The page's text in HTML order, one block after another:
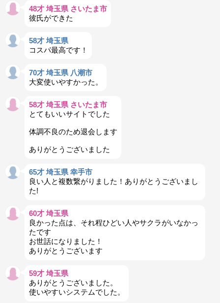
48才 埼玉県 さいたま市
彼氏ができた
58才 埼玉県
コスパ最高です！
70才 埼玉県 八潮市
大変使いやすかった。
58才 埼玉県 さいたま市
とてもいいサイトでした
体調不良のため退会します
ありがとうございました
65才 埼玉県 幸手市
良い人と複数繋がりました！ありがとうございまし
た!
60才 埼玉県
良かった点は、それ程ひどい人やサクラがいなかっ
たです
お世話になりました！
ありがとうございます
59才 埼玉県
ありがとうございました。
使いやすいシステムでした。